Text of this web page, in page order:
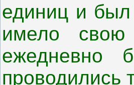
единиц и
имело
ежедневно